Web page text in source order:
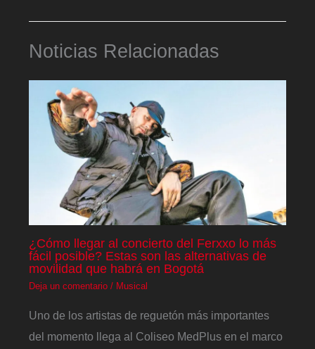
Noticias Relacionadas
¿Cómo llegar al concierto del Ferxxo lo más
fácil posible? Estas son las alternativas de
movilidad que habrá en Bogotá
Deja un comentario / Musical
Uno de los artistas de reguetón más importantes
del momento llega al Coliseo MedPlus en el marco